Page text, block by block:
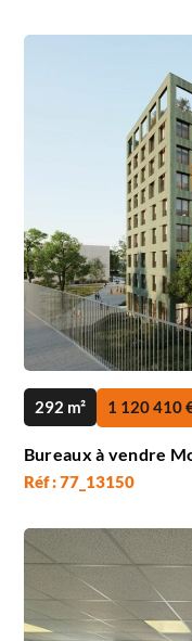
292 m² 1 120 410
Bureaux à vendre
Réf : 77_13150